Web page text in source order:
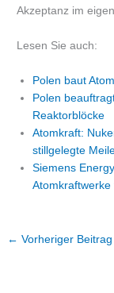
Akzeptanz im
Lesen Sie auch:
Polen baut
Polen
Reaktorblöcke
Atomkraft:
stillgelegte
Siemens
← Vorheriger Beitrag